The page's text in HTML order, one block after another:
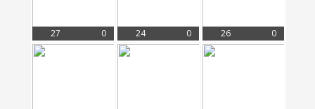
27 0 24 0 26 0